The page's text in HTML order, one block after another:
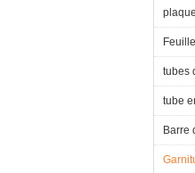
tubes
tube
Barre